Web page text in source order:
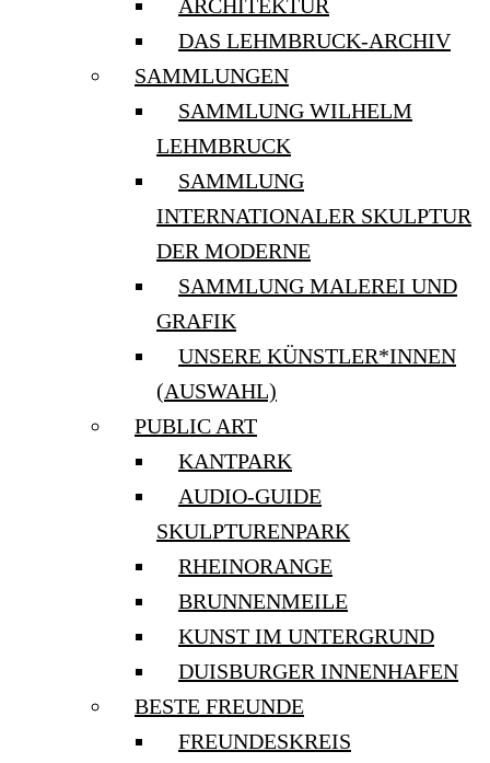
ARCHITEKTUR
DAS LEHMBRUCK-ARCHIV
SAMMLUNGEN
SAMMLUNG WILHELM
LEHMBRUCK
SAMMLUNG
INTERNATIONALER SKULPTUR
DER MODERNE
SAMMLUNG MALEREI UND
GRAFIK
UNSERE KÜNSTLER*INNEN
(AUSWAHL)
PUBLIC ART
KANTPARK
AUDIO-GUIDE
SKULPTURENPARK
RHEINORANGE
BRUNNENMEILE
KUNST IM UNTERGRUND
DUISBURGER INNENHAFEN
BESTE FREUNDE
FREUNDESKREIS